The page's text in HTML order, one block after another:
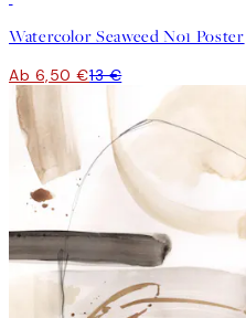
Watercolor Seaweed No1 Poster
Ab 6,50 €13 €